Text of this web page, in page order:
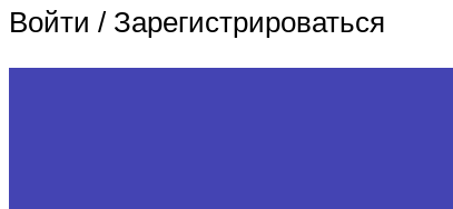
Войти / Зарегистрироваться